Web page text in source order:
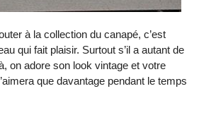
à la collection du canapé, c’est
qui fait plaisir. Surtout s’il a autant de
on adore son look vintage et votre
que davantage pendant le temps